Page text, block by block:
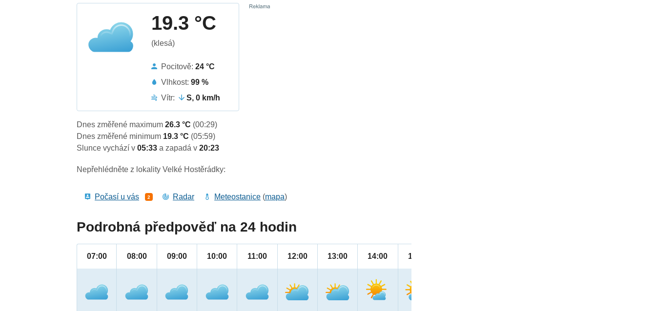
19.3 °C
(klesá)
Pocitově:24 °C
Vlhkost:99 %
Vítr:
S, 0 km/h
Dnes změřené maximum26.3 °C (00:29)
Dnes změřené minimum 19.3 °C (05:59)
Slunce vychází v05:33a zapadá v20:23
Nepřehlédněte z lokality Velké Hostěrádky:
Počasí u vás 2 Radar Meteostanice (mapa)
Podrobná předpověď na 24 hodin
07:00 08:00 09:00 10:00 11:00 12:00 13:00 14:00 15:00